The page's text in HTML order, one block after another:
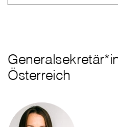
Österreich